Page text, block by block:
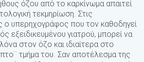
όζου από το καρκίνωμα απαιτεί
τεκμηρίωση. Στις
ο υπερηχογράφος που τον καθοδηγεί
εξειδικευμένου γιατρού, μπορεί να
στον όζο και ιδιαίτερα στο
τμήμα του. Σαν αποτέλεσμα της